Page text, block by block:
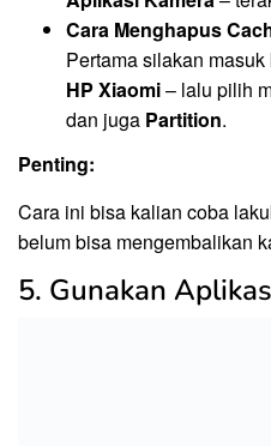
Cara Menghapus
Pertama silakan
HP Xiaomi– lalu pilih
dan juga Partition.
Penting:
Cara ini bisa kalian coba
belum bisa mengembalikan
5. Gunakan